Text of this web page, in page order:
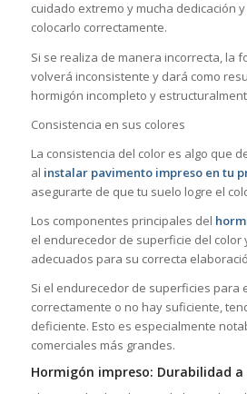
cuidado extremo y mucha dedicación
colocarlo correctamente.
Si se realiza de manera incorrecta, la
volverá inconsistente y dará como
hormigón incompleto y
Consistencia en sus colores
La consistencia del color es algo que
al instalar pavimento impreso en tu
asegurarte de que tu suelo logre el
Los componentes principales del
el endurecedor de superficie del color
adecuados para su correcta
Si el endurecedor de superficies para
correctamente o no hay suficiente,
deficiente. Esto es especialmente
comerciales más grandes.
Hormigón impreso: Durabilidad